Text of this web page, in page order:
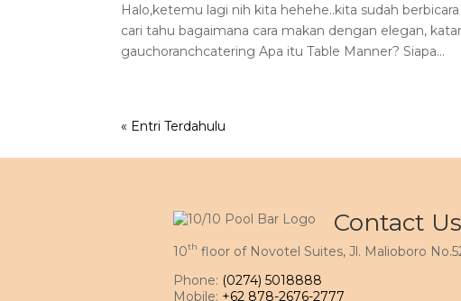
Halo,ketemu lagi nih kita hehehe..kita sudah
cari tahu bagaimana cara makan dengan elegan,
gauchoranchcatering Apa itu Table Manner? Siapa...
« Entri Terdahulu
Contact Us
10th floor of Novotel Suites, Jl. Malioboro
Phone: (0274) 5018888
Mobile: +62 878-2676-2777